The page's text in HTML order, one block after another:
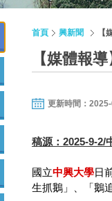
首頁 興新聞
【媒體報
更新時間：
稿源：2025-9-2/
國立中興大學日
生抓鵝」、「鵝